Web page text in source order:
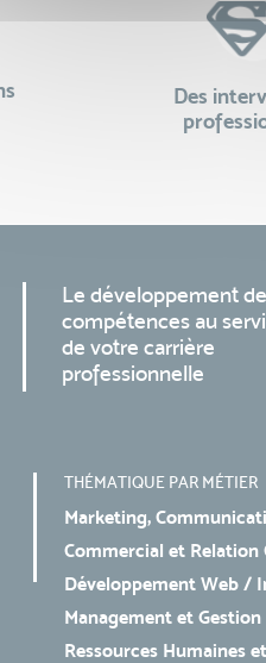
Des
Le développement
compétences au
de votre carrière
professionnelle
THÉMATIQUE PAR MÉTIER
Marketing,
Commercial et Relation
Développement Web /
Management et Gestion
Ressources Humaines